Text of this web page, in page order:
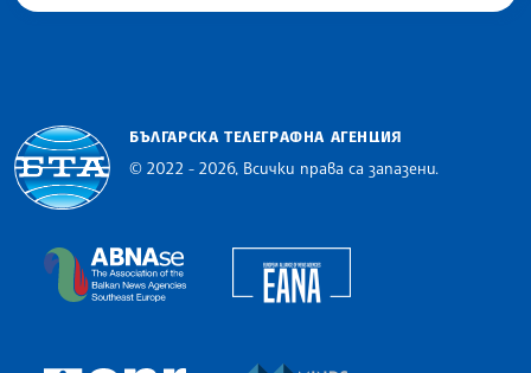
БЪЛГАРСКА ТЕЛЕГРАФНА АГЕНЦИЯ
© 2022 - 2026, Всички права са запазени.
The Assocoation of the Balkan News Agencies